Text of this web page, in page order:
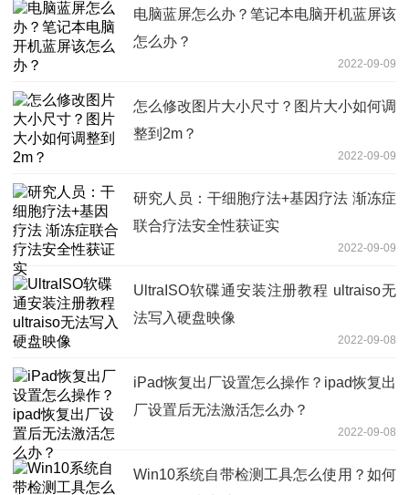
电脑蓝屏怎么办？笔记本电脑开机蓝屏该
怎么办？
2022-09-09
怎么修改图片大小尺寸？图片大小如何调
整到2m？
2022-09-09
研究人员：干细胞疗法+基因疗法 渐冻症
联合疗法安全性获证实
2022-09-09
UltraISO软碟通安装注册教程 ultraiso无
法写入硬盘映像
2022-09-08
iPad恢复出厂设置怎么操作？ipad恢复出
厂设置后无法激活怎么办？
2022-09-08
Win10系统自带检测工具怎么使用？如何